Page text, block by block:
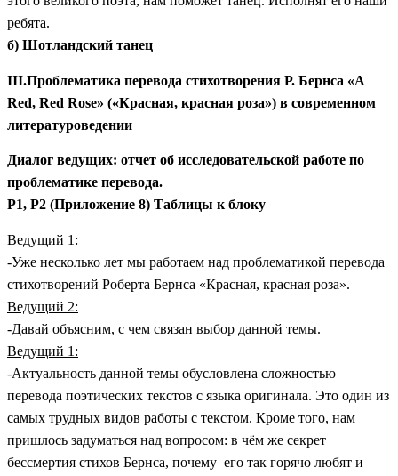
ребята.
б) Шотландский танец
III.Проблематика перевода стихотворения Р. Бернса «A
Red, Red Rose» («Красная, красная роза») в современном
литературоведении
Диалог ведущих: отчет об исследовательской работе по
проблематике перевода.
P1, P2 (Приложение 8) Таблицы к блоку
Ведущий 1:
-Уже несколько лет мы работаем над проблематикой перевода
стихотворений Роберта Бернса «Красная, красная роза».
Ведущий 2:
-Давай объясним, с чем связан выбор данной темы.
Ведущий 1:
-Актуальность данной темы обусловлена сложностью
перевода поэтических текстов с языка оригинала. Это один из
самых трудных видов работы с текстом. Кроме того, нам
пришлось задуматься над вопросом: в чём же секрет
бессмертия стихов Бернса, почему его так горячо любят и